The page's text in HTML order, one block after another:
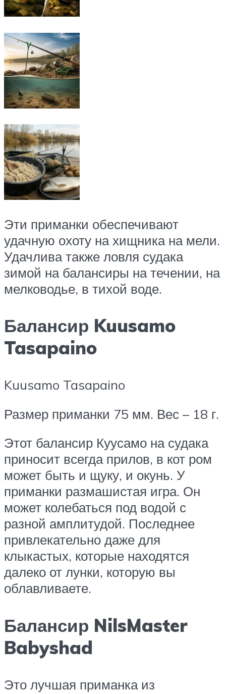
Эти приманки обеспечивают
удачную охоту на хищника на мели.
Удачлива также ловля судака
зимой на балансиры на течении, на
мелководье, в тихой воде.
Балансир Kuusamo
Tasapaino
Kuusamo Tasapaino
Размер приманки 75 мм. Вес – 18 г.
Этот балансир Куусамо на судака
приносит всегда прилов, в кот ром
может быть и щуку, и окунь. У
приманки размашистая игра. Он
может колебаться под водой с
разной амплитудой. Последнее
привлекательно даже для
клыкастых, которые находятся
далеко от лунки, которую вы
облавливаете.
Балансир NilsMaster
Babyshad
Это лучшая приманка из